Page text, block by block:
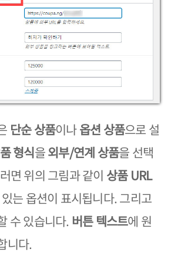
단순 상품이나옵션 상품으로 설
형식을외부/연계 상품을 선택
면 위의 그림과 같이 상품 URL
는 옵션이 표시됩니다. 그리고
수 있습니다. 버튼 텍스트에 원
니다.